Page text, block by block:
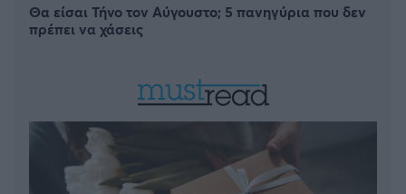
Θα είσαι Τήνο τον Αύγουστο; 5 πανηγύρια που δεν
πρέπει να χάσεις